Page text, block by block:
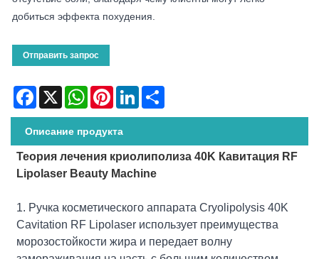
добиться эффекта похудения.
Отправить запрос
Facebook
X WhatsAppPinterestLinkedIn
Описание продукта
Теория лечения криолиполиза 40K Кавитация RF
Lipolaser Beauty Machine
1. Ручка косметического аппарата Cryolipolysis 40K
Cavitation RF Lipolaser использует преимущества
морозостойкости жира и передает волну